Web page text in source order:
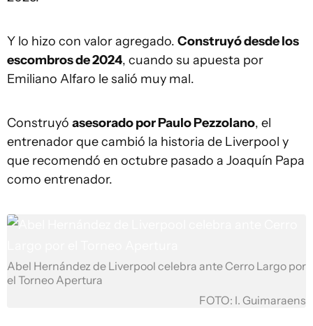
Y lo hizo con valor agregado. Construyó desde los
escombros de 2024, cuando su apuesta por
Emiliano Alfaro le salió muy mal.
Construyó asesorado por Paulo Pezzolano, el
entrenador que cambió la historia de Liverpool y
que recomendó en octubre pasado a Joaquín Papa
como entrenador.
Abel Hernández de Liverpool celebra ante Cerro Largo por
el Torneo Apertura
FOTO: I. Guimaraens